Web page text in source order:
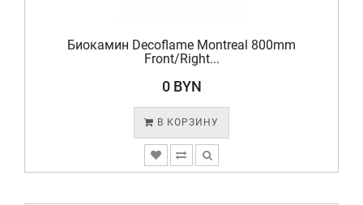
Биокамин Decoflame Montreal 800mm
Front/Right...
0 BYN
В КОРЗИНУ